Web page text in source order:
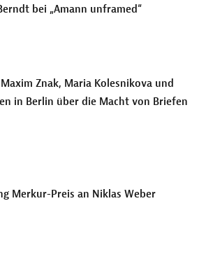
bei „Amann unframed“
Znak, Maria Kolesnikova und
in Berlin über die Macht von Briefen
Merkur-Preis an Niklas Weber